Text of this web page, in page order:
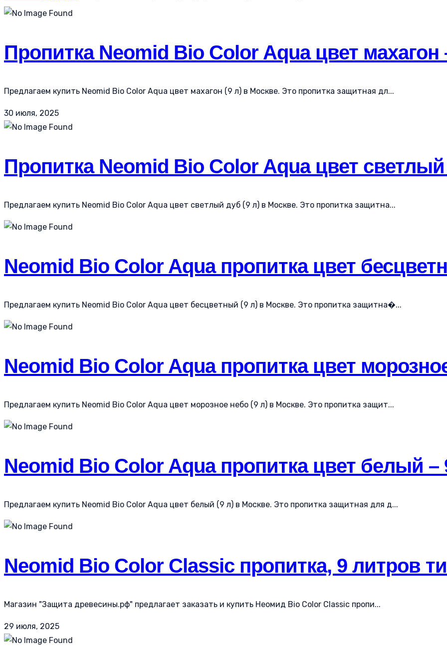
Пропитка Neomid Bio Color Aqua цвет махагон
Предлагаем купить Neomid Bio Color Aqua цвет махагон (9 л) в Москве. Это пропитка защитная дл...
30 июля, 2025
Пропитка Neomid Bio Color Aqua цвет
Предлагаем купить Neomid Bio Color Aqua цвет светлый дуб (9 л) в Москве. Это пропитка защитна...
Neomid Bio Color Aqua пропитка цвет
Предлагаем купить Neomid Bio Color Aqua цвет бесцветный (9 л) в Москве. Это пропитка защитна�...
Neomid Bio Color Aqua пропитка цвет
Предлагаем купить Neomid Bio Color Aqua цвет морозное небо (9 л) в Москве. Это пропитка защит...
Neomid Bio Color Aqua пропитка цвет белый –
Предлагаем купить Neomid Bio Color Aqua цвет белый (9 л) в Москве. Это пропитка защитная для д...
Neomid Bio Color Classic пропитка, 9 литров
Магазин "Защита древесины.рф" предлагает заказать и купить Неомид Bio Color Classic пропи...
29 июля, 2025